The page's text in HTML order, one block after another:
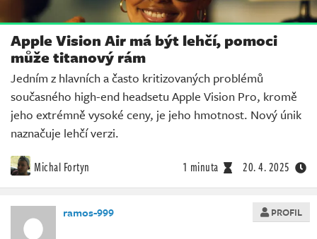
Apple Vision Air má být lehčí, pomoci
může titanový rám
Jedním z hlavních a často kritizovaných problémů
současného high-end headsetu Apple Vision Pro, kromě
jeho extrémně vysoké ceny, je jeho hmotnost. Nový únik
naznačuje lehčí verzi.
Michal Fortyn 1 minuta 20. 4. 2025
ramos-999 PROFIL